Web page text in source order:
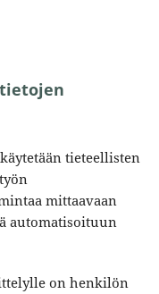
tieteellisten
mittaavaan
automatisoituun
on henkilön